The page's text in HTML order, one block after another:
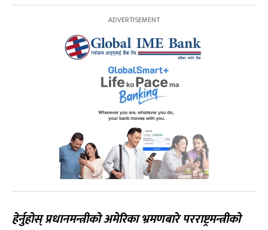
हेर्नुहोस् प्रधानमन्त्रीको अमेरिका भ्रमणबारे परराष्ट्रमन्त्रीको